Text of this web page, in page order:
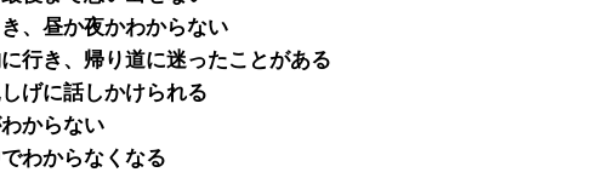
、昼か夜かわからない
行き、帰り道に迷ったことがある
げに話しかけられる
からない
わからなくなる